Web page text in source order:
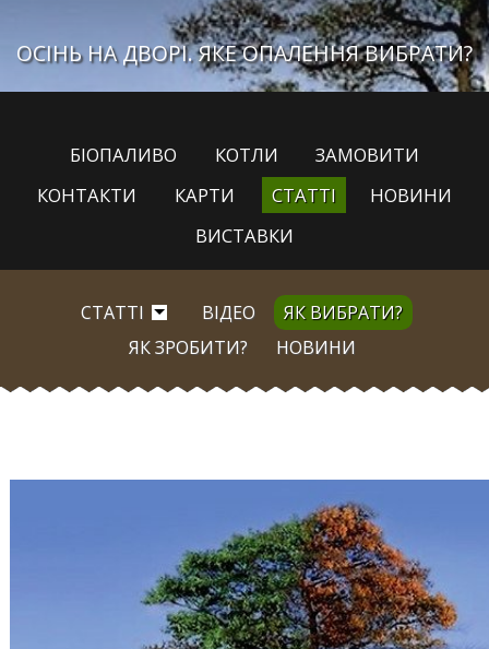
ОСІНЬ НА ДВОРІ. ЯКЕ ОПАЛЕННЯ ВИБРАТИ?
БІОПАЛИВО КОТЛИ
ЗАМОВИТИ
КОНТАКТИ
КАРТИ СТАТТІ
НОВИНИ
ВИСТАВКИ
СТАТТІ ВІДЕО
ЯК ВИБРАТИ?
ЯК ЗРОБИТИ?
НОВИНИ